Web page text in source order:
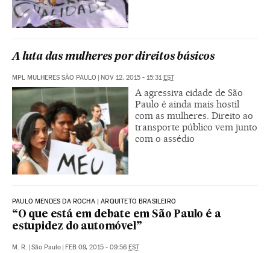
A luta das mulheres por direitos básicos
MPL MULHERES SÃO PAULO | NOV 12, 2015 - 15:31EST
A agressiva cidade de São
Paulo é ainda mais hostil
com as mulheres. Direito ao
transporte público vem junto
com o assédio
PAULO MENDES DA ROCHA | ARQUITETO BRASILEIRO
“O que está em debate em São Paulo é a
estupidez do automóvel”
M. R. | São Paulo | FEB 09, 2015 - 09:56 EST